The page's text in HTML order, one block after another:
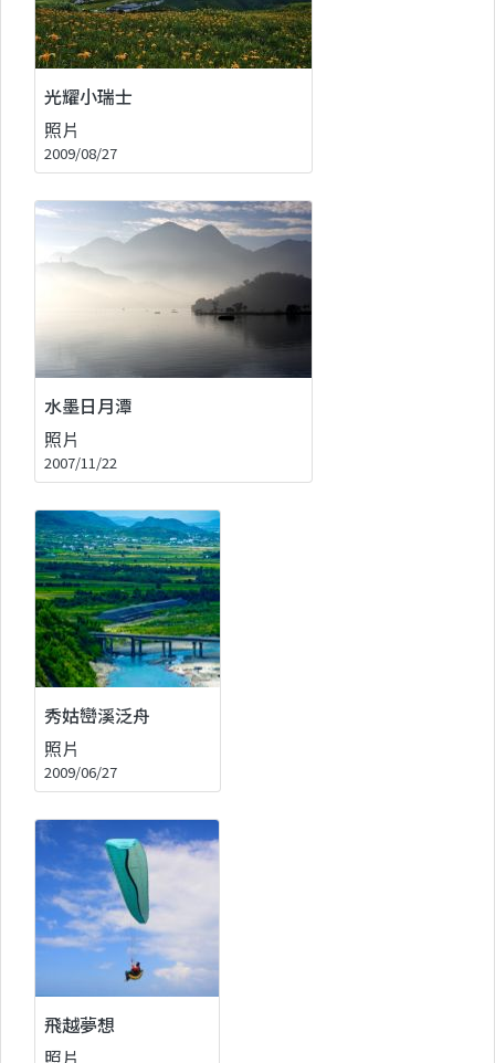
光耀小瑞士
照片
2009/08/27
水墨日月潭
照片
2007/11/22
秀姑巒溪泛舟
照片
2009/06/27
飛越夢想
照片